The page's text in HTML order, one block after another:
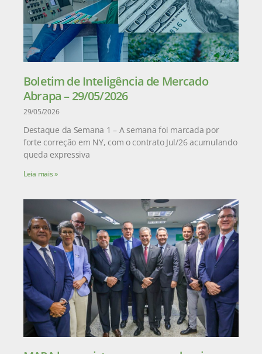
Boletim de Inteligência de Mercado
Abrapa – 29/05/2026
29/05/2026
Destaque da Semana 1 – A semana foi marcada por
forte correção em NY, com o contrato Jul/26 acumulando
queda expressiva
Leia mais »